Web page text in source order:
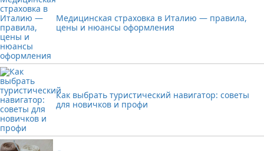
Медицинская страховка в Италию — правила,
цены и нюансы оформления
Как выбрать туристический навигатор: советы
для новичков и профи